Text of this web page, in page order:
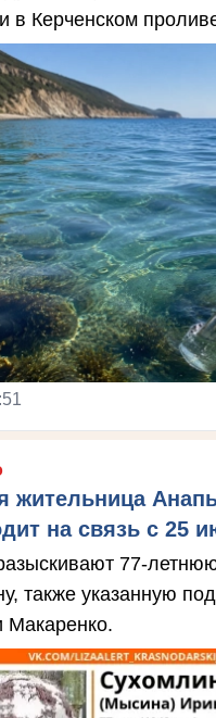
в Керченском
жительница
на связь с 25
77-
также указанную